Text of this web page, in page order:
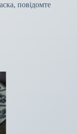
повідомте